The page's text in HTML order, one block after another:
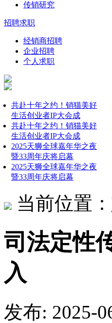
传销研究
招聘求职
经销商招聘
企业招聘
个人求职
共赴十年之约！销猫美好
生活创业者IP大会成
共赴十年之约！销猫美好
生活创业者IP大会成
2025天狮全球嘉年华之夜
暨33周年庆将启幕
2025天狮全球嘉年华之夜
暨33周年庆将启幕
当前位置：
司法定性
入
发布: 2025-